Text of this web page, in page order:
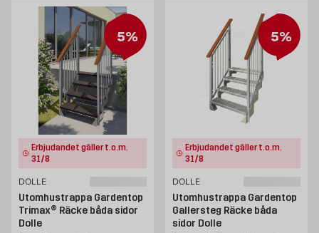
5%
Erbjudandet gäller t.o.m.
31/8
DOLLE
Utomhustrappa Gardentop
Trimax® Räcke båda sidor
Dolle
5%
Erbjudandet gäller t.o.m.
31/8
DOLLE
Utomhustrappa Gardentop
Gallersteg Räcke båda
sidor Dolle